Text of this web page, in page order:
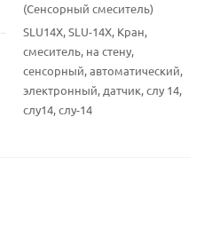
(Сенсорный смеситель)
SLU14X, SLU-14X, Кран,
смеситель, на стену,
сенсорный, автоматический,
электронный, датчик, слу 14,
слу14, слу-14